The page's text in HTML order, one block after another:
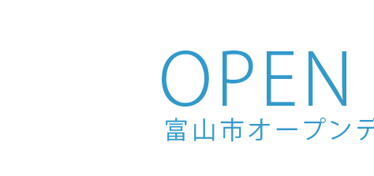
Skip to main content